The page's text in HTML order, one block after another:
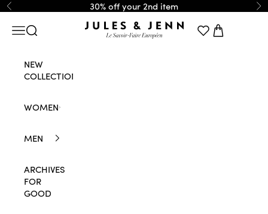
Skip to content
Previous 30% off your 2nd item
JULES & JENN
Navigation menu
Search Cart
NEW
COLLECTION
WOMEN
MEN
ARCHIVES
FOR
GOOD